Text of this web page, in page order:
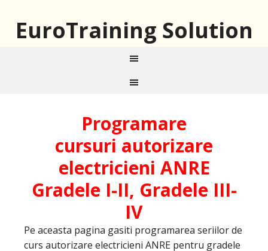
EuroTraining Solution
Programare
cursuri autorizare
electricieni ANRE
Gradele I-II, Gradele III-
IV
Pe aceasta pagina gasiti programarea seriilor de
curs autorizare electricieni ANRE pentru gradele